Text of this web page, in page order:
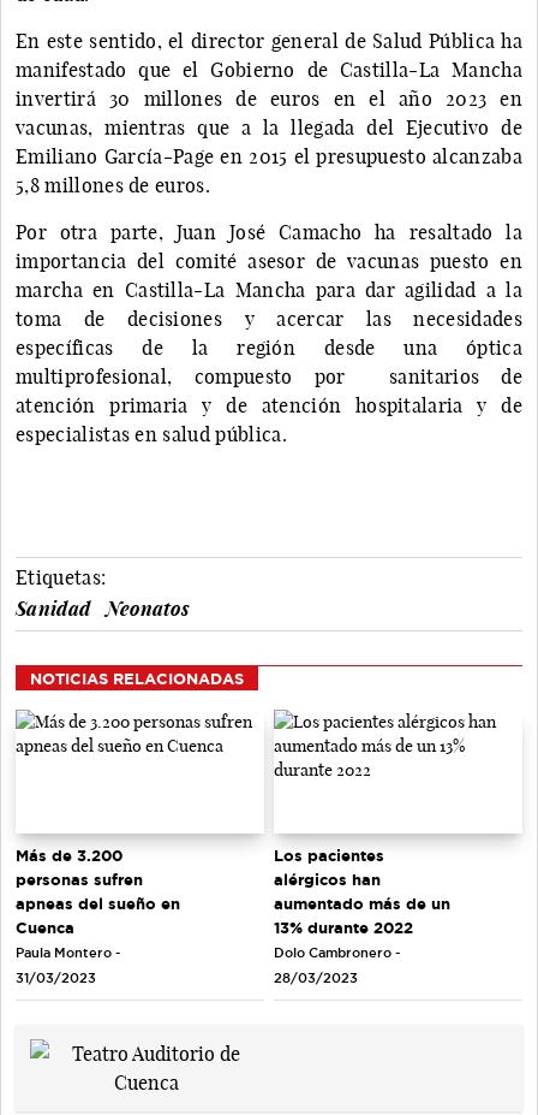
En este sentido, el director general de Salud Pública ha
manifestado que el Gobierno de Castilla-La Mancha
invertirá 30 millones de euros en el año 2023 en
vacunas, mientras que a la llegada del Ejecutivo de
Emiliano García-Page en 2015 el presupuesto alcanzaba
5,8 millones de euros.
Por otra parte, Juan José Camacho ha resaltado la
importancia del comité asesor de vacunas puesto en
marcha en Castilla-La Mancha para dar agilidad a la
toma de decisiones y acercar las necesidades
específicas de la región desde una óptica
multiprofesional, compuesto por sanitarios de
atención primaria y de atención hospitalaria y de
especialistas en salud pública.
Etiquetas:
Sanidad
Neonatos
NOTICIAS RELACIONADAS
Más de 3.200
personas sufren
apneas del sueño en
Cuenca
Paula Montero -
31/03/2023
Los pacientes
alérgicos han
aumentado más de un
13% durante 2022
Dolo Cambronero -
28/03/2023